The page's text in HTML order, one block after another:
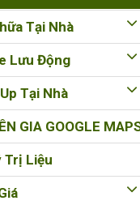
Tại Nhà
Lưu Động
Tại Nhà
GIA GOOGLE
Trị Liệu